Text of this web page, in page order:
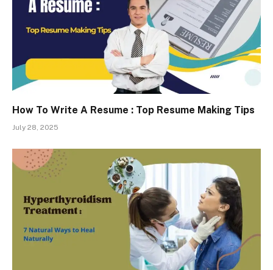
How To Write A Resume : Top Resume Making Tips
July 28, 2025